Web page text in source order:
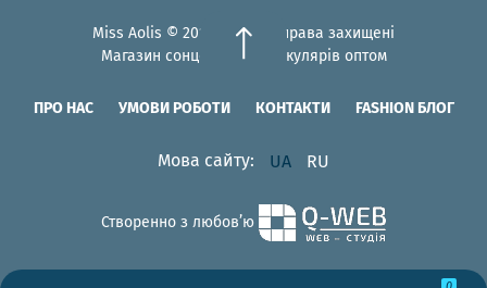
Miss Aolis © 2012-2026 Всі права захищені
Магазин сонцезахисних окулярів оптом
ПРО НАС УМОВИ РОБОТИ КОНТАКТИ FASHION БЛОГ
Мова сайту: UA RU
Створенно з любов’ю